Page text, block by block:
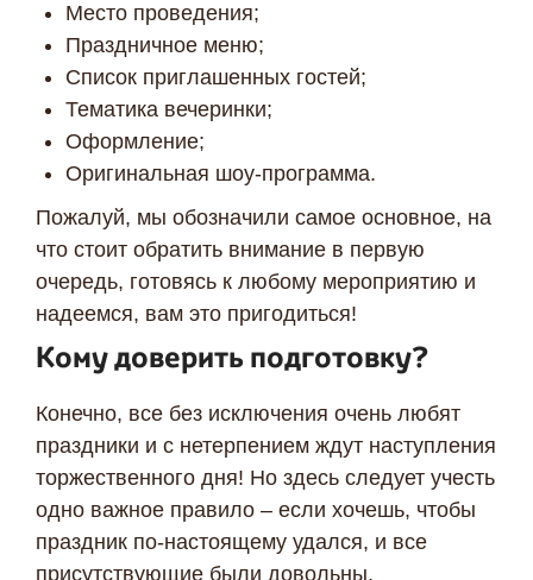
Место проведения;
Праздничное меню;
Список приглашенных гостей;
Тематика вечеринки;
Оформление;
Оригинальная шоу-программа.
Пожалуй, мы обозначили самое основное, на
что стоит обратить внимание в первую
очередь, готовясь к любому мероприятию и
надеемся, вам это пригодиться!
Кому доверить подготовку?
Конечно, все без исключения очень любят
праздники и с нетерпением ждут наступления
торжественного дня! Но здесь следует учесть
одно важное правило – если хочешь, чтобы
праздник по-настоящему удался, и все
присутствующие были довольны,